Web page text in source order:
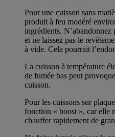
Pour une cuisson sans
produit à feu modéré
ingrédients.
et ne laissez pas le
à vide. Cela pourrait
La cuisson à température
de fumée bas peut
cuisson.
Pour les cuissons sur
fonction « boost », car elle
chauffer rapidement de